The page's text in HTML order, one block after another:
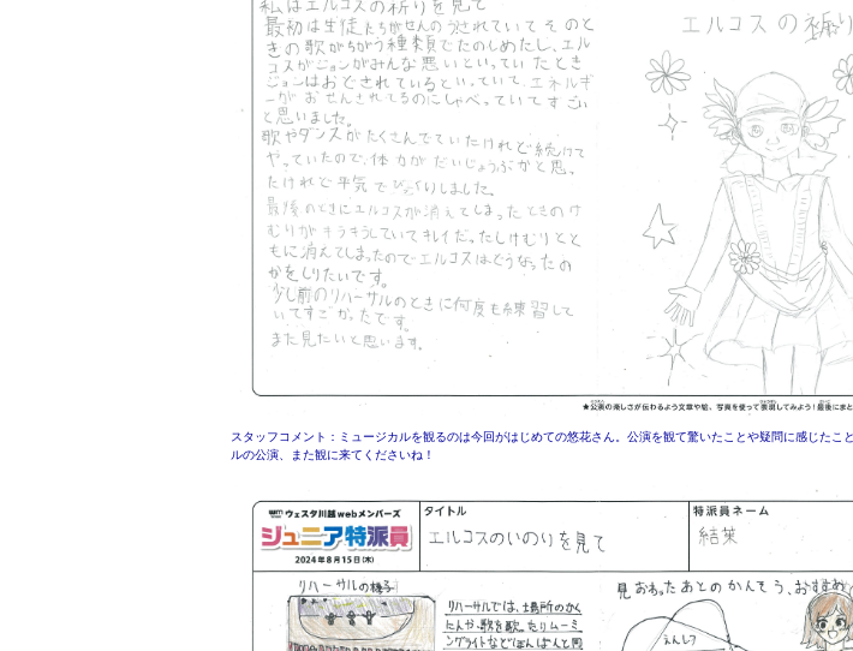
スタッフコメント：ミュージカルを観るのは今回がはじめての悠花さん。公演を観て驚いたことや疑問に感じたこ
ルの公演、また観に来てくださいね！